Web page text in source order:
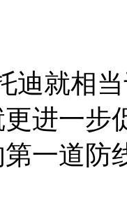
迪就相
进一步
一道防